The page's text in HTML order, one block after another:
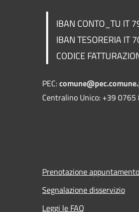
IBAN CONTO_TU
IBAN TESORERIAIT
CODICE
PEC:
Centralino Unico: +39
Prenotazione appuntamento
Segnalazione disservizio
Leggi le FAQ